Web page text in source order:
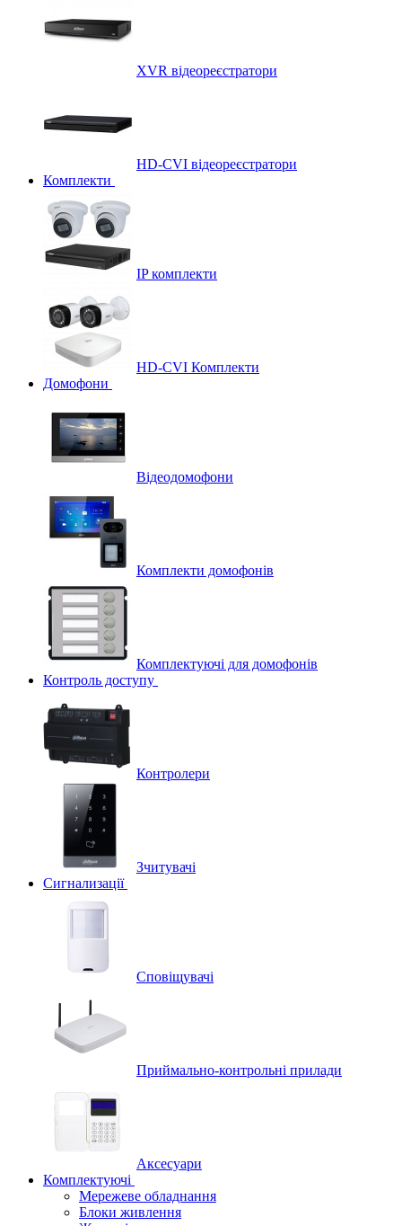
XVR відеореєстратори
HD-CVI відеореєстратори
Комплекти
IP комплекти
HD-CVI Комплекти
Домофони
Відеодомофони
Комплекти домофонів
Комплектуючі для домофонів
Контроль доступу
Контролери
Зчитувачі
Сигнализації
Сповіщувачі
Приймально-контрольні прилади
Аксесуари
Комплектуючі
Мережеве обладнання
Блоки живлення